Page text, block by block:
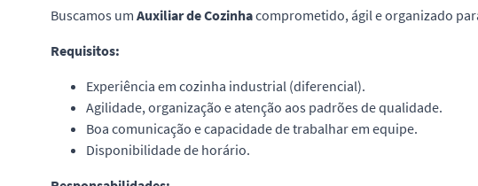
Buscamos um Auxiliar de Cozinhacomprometido, ágil e organizado
Requisitos:
Experiência em cozinha industrial (diferencial).
Agilidade, organização e atenção aos padrões de qualidade.
Boa comunicação e capacidade de trabalhar em equipe.
Disponibilidade de horário.